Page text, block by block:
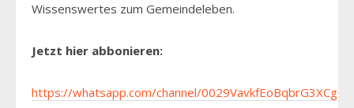
Wissenswertes zum Gemeindeleben.
Jetzt hier abbonieren:
https://whatsapp.com/channel/